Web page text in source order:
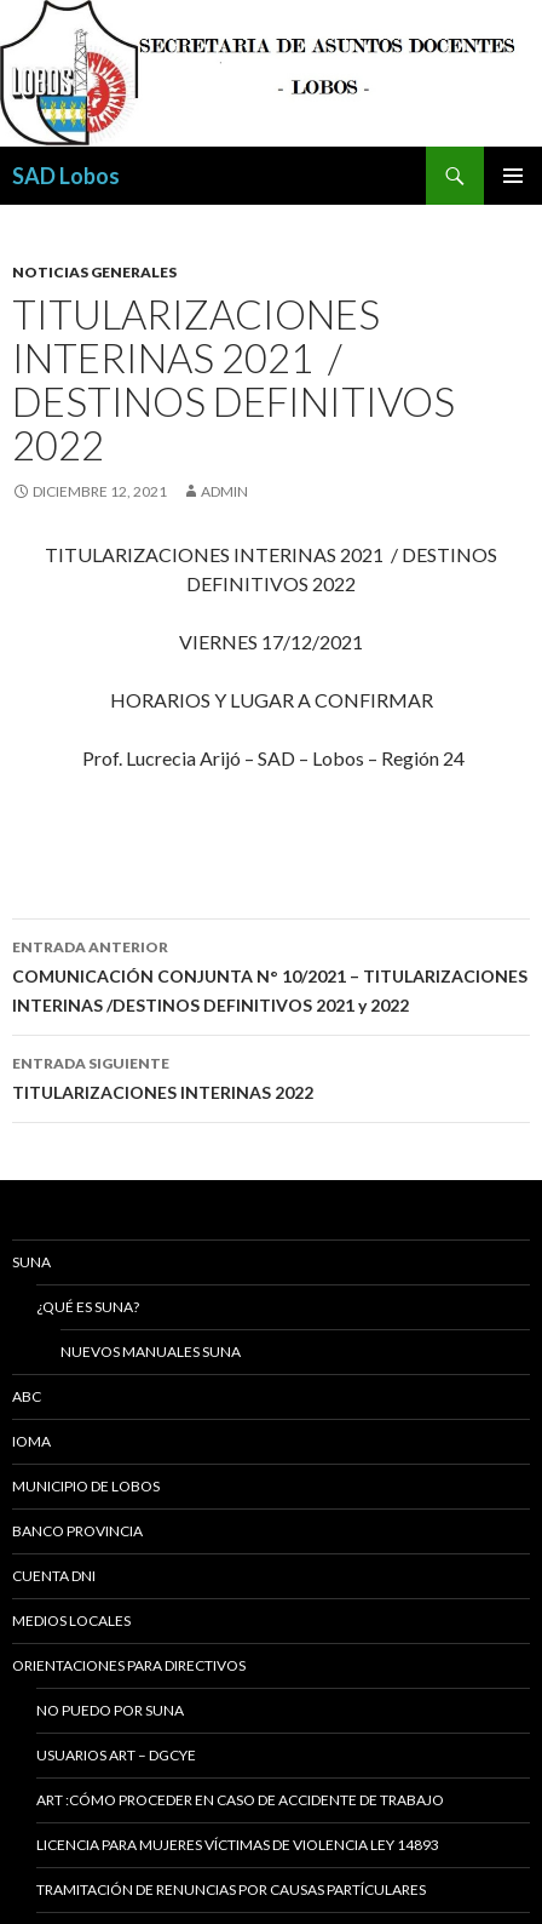
SAD Lobos
NOTICIAS GENERALES
TITULARIZACIONES
INTERINAS 2021 /
DESTINOS DEFINITIVOS
2022
DICIEMBRE 12, 2021 ADMIN
TITULARIZACIONES INTERINAS 2021 / DESTINOS
DEFINITIVOS 2022
VIERNES 17/12/2021
HORARIOS Y LUGAR A CONFIRMAR
Prof. Lucrecia Arijó – SAD – Lobos – Región 24
Navegación
de
entradas
ENTRADA ANTERIOR
COMUNICACIÓN CONJUNTA N° 10/2021 – TITULARIZACIONES
INTERINAS /DESTINOS DEFINITIVOS 2021 y 2022
ENTRADA SIGUIENTE
TITULARIZACIONES INTERINAS 2022
SUNA
¿QUÉ ES SUNA?
NUEVOS MANUALES SUNA
ABC
IOMA
MUNICIPIO DE LOBOS
BANCO PROVINCIA
CUENTA DNI
MEDIOS LOCALES
ORIENTACIONES PARA DIRECTIVOS
NO PUEDO POR SUNA
USUARIOS ART – DGCYE
ART :CÓMO PROCEDER EN CASO DE ACCIDENTE DE TRABAJO
LICENCIA PARA MUJERES VÍCTIMAS DE VIOLENCIA LEY 14893
TRAMITACIÓN DE RENUNCIAS POR CAUSAS PARTÍCULARES